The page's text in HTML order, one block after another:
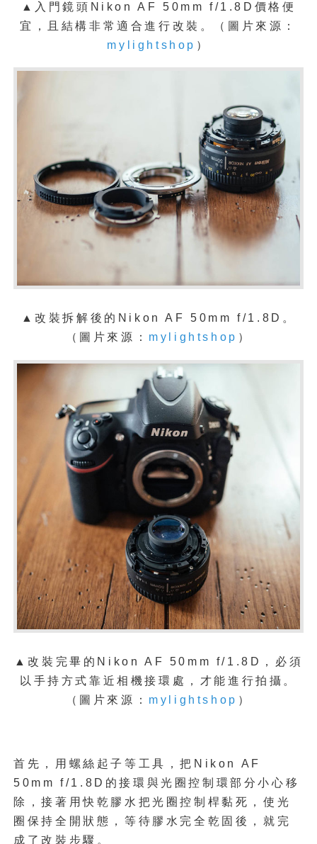
▲入門鏡頭Nikon AF 50mm f/1.8D價格便
宜，且結構非常適合進行改裝。（圖片來源：
mylightshop ）
▲改裝拆解後的 Nikon AF 50mm f/1.8D。
（圖片來源： mylightshop ）
▲改裝完畢的 Nikon AF 50mm f/1.8D，必須
以手持方式靠近相機接環處，才能進行拍攝。
（圖片來源： mylightshop ）
首先，用螺絲起子等工具，把Nikon AF
50mm f/1.8D的接環與光圈控制環部分小心移
除，接著用快乾膠水把光圈控制桿黏死，使光
圈保持全開狀態，等待膠水完全乾固後，就完
成了改裝步驟。